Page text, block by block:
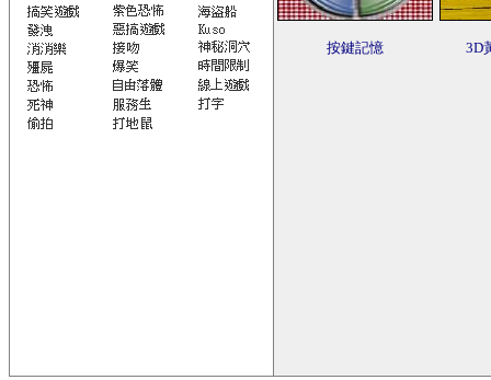
按鍵記憶 3D